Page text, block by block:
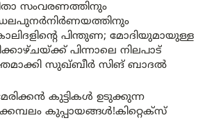
സംവരണത്തിനും
പിന്തുണ; മോദിയുമായുള്ള
പിന്നാലെ നിലപാട്
സുഖ്ബീർ സിങ് ബാദൽ
കുട്ടികൾ ഉടുക്കുന്ന
കുപ്പായങ്ങൾ!കിറ്റെക്സ്